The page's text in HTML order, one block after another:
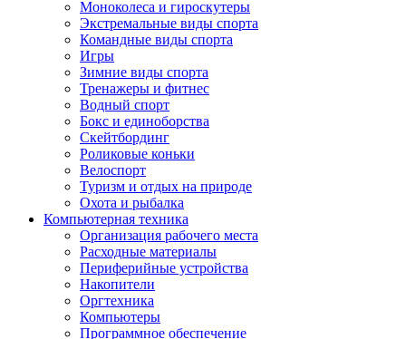
Моноколеса и гироскутеры
Экстремальные виды спорта
Командные виды спорта
Игры
Зимние виды спорта
Тренажеры и фитнес
Водный спорт
Бокс и единоборства
Скейтбординг
Роликовые коньки
Велоспорт
Туризм и отдых на природе
Охота и рыбалка
Компьютерная техника
Организация рабочего места
Расходные материалы
Периферийные устройства
Накопители
Оргтехника
Компьютеры
Программное обеспечение